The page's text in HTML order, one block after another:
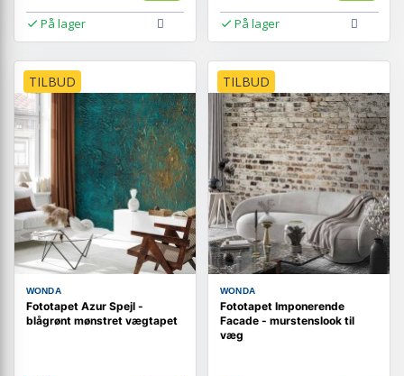
På lager På lager
TILBUD
WONDA
Fototapet Azur Spejl -
blågrønt mønstret vægtapet
TILBUD
WONDA
Fototapet Imponerende
Facade - murstenslook til
væg